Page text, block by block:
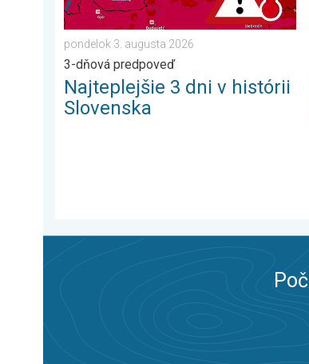
pondelok 3. augusta 2026
3-dňová predpoveď
Najteplejšie 3 dni v histórii
Slovenska